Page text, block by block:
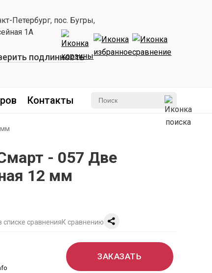
Петербург, пос. Бугры,
1А
подлинность
Контакты
- 057 Две
12 мм
К сравнению
ЗАКАЗАТЬ